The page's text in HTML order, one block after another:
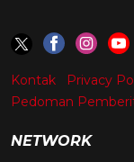
Kontak Privacy
Pedoman
NETWORK